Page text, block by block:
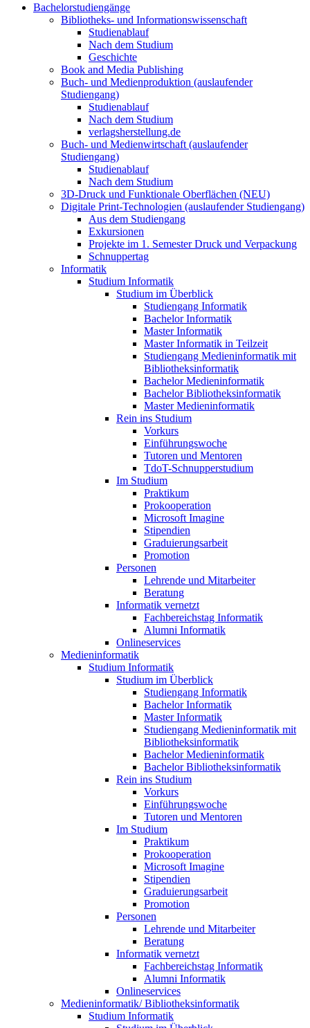
Bachelorstudiengänge
Bibliotheks- und Informationswissenschaft
Studienablauf
Nach dem Studium
Geschichte
Book and Media Publishing
Buch- und Medienproduktion (auslaufender
Studiengang)
Studienablauf
Nach dem Studium
verlagsherstellung.de
Buch- und Medienwirtschaft (auslaufender
Studiengang)
Studienablauf
Nach dem Studium
3D-Druck und Funktionale Oberflächen (NEU)
Digitale Print-Technologien (auslaufender Studiengang)
Aus dem Studiengang
Exkursionen
Projekte im 1. Semester Druck und Verpackung
Schnuppertag
Informatik
Studium Informatik
Studium im Überblick
Studiengang Informatik
Bachelor Informatik
Master Informatik
Master Informatik in Teilzeit
Studiengang Medieninformatik mit
Bibliotheksinformatik
Bachelor Medieninformatik
Bachelor Bibliotheksinformatik
Master Medieninformatik
Rein ins Studium
Vorkurs
Einführungswoche
Tutoren und Mentoren
TdoT-Schnupperstudium
Im Studium
Praktikum
Prokooperation
Microsoft Imagine
Stipendien
Graduierungsarbeit
Promotion
Personen
Lehrende und Mitarbeiter
Beratung
Informatik vernetzt
Fachbereichstag Informatik
Alumni Informatik
Onlineservices
Medieninformatik
Studium Informatik
Studium im Überblick
Studiengang Informatik
Bachelor Informatik
Master Informatik
Studiengang Medieninformatik mit
Bibliotheksinformatik
Bachelor Medieninformatik
Bachelor Bibliotheksinformatik
Rein ins Studium
Vorkurs
Einführungswoche
Tutoren und Mentoren
Im Studium
Praktikum
Prokooperation
Microsoft Imagine
Stipendien
Graduierungsarbeit
Promotion
Personen
Lehrende und Mitarbeiter
Beratung
Informatik vernetzt
Fachbereichstag Informatik
Alumni Informatik
Onlineservices
Medieninformatik/ Bibliotheksinformatik
Studium Informatik